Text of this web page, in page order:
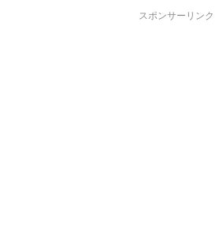
スポンサーリンク